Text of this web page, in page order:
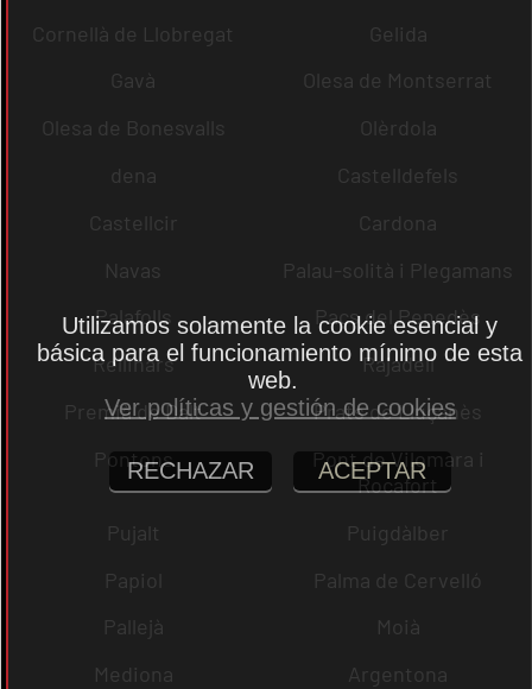
Cornellà de Llobregat
Gelida
Gavà
Olesa de Montserrat
Olesa de Bonesvalls
Olèrdola
dena
Castelldefels
Castellcir
Cardona
Navas
Palau-solità i Plegamans
Palafolls
Pacs del Penedès
Rellinars
Rajadell
Premià de Dalt
Prats de Lluçanès
Pontons
Pont de Vilomara i
Rocafort
Pujalt
Puigdàlber
Papiol
Palma de Cervelló
Pallejà
Moià
Mediona
Argentona
Utilizamos solamente la cookie esencial y
básica para el funcionamiento mínimo de esta
web.
Ver políticas y gestión de cookies
RECHAZAR ACEPTAR